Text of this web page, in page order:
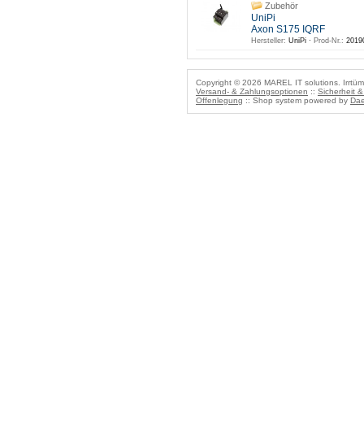
Zubehör
UniPi
Axon S175 IQRF
Hersteller: UniPi · Prod-Nr.:
Copyright © 2026 MAREL IT solutions.
Versand- & Zahlungsoptionen :: Sicherheit
Offenlegung :: Shop system powered by